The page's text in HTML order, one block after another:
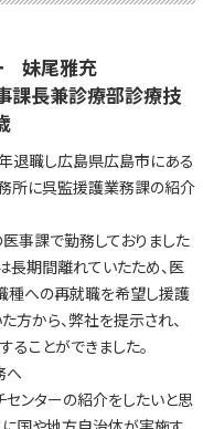
妹尾雅充
課長兼診療部診療技
職し広島県広島市にある
所に呉監援護業務課の紹介
事課で勤務しておりました
長期間離れていたため、医
種への再就職を希望し援護
方から、弊社を提示され、
ことができました。
へ
ンターの紹介をしたいと思